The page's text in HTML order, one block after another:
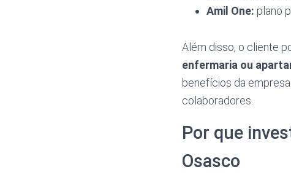
Amil One: plano
Além disso, o cliente
enfermaria ou
benefícios da
colaboradores.
Por que
Osasco